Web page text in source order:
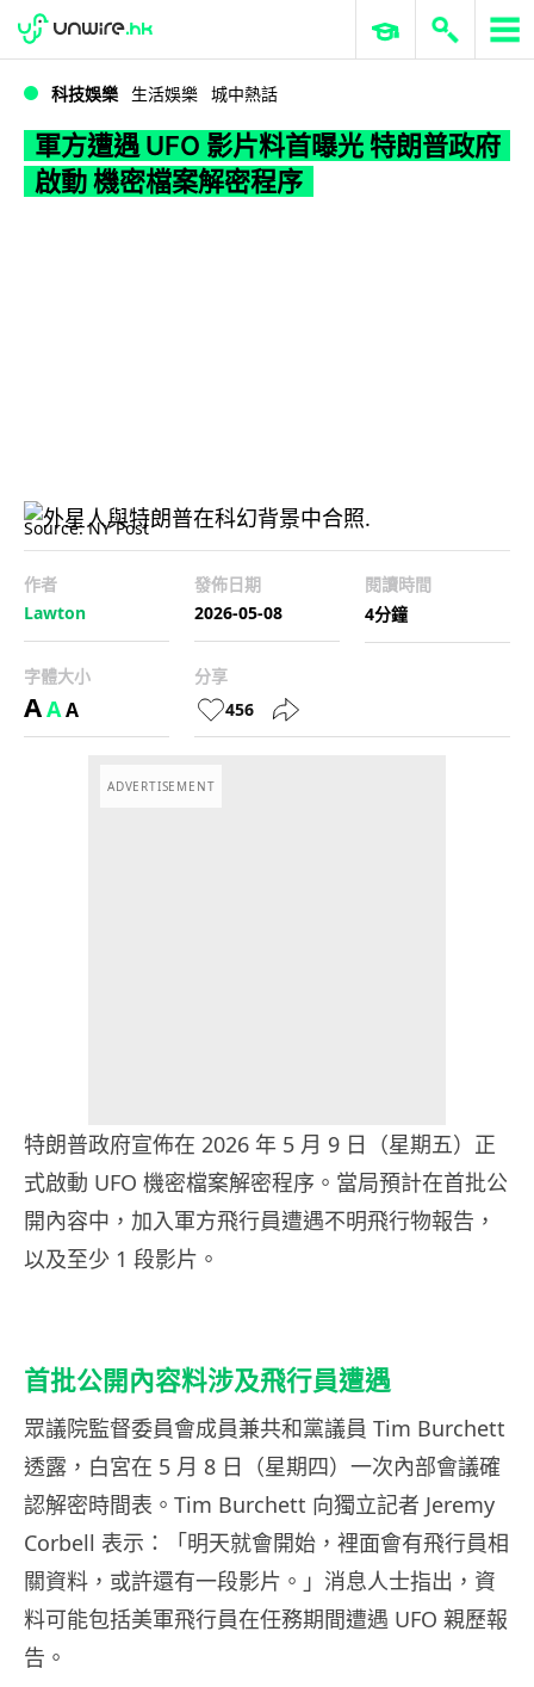
WWDC 2026 ERP 與商業 AI
科技娛樂 生活娛樂 城中熱話
軍方遭遇 UFO 影片料首曝光 特朗普政府
啟動 機密檔案解密程序
Source: NY Post
作者
Lawton
發佈日期
2026-05-08
閱讀時間
4分鐘
字體大小
AAA
分享
456
ADVERTISEMENT
特朗普政府宣佈在 2026 年 5 月 9 日（星期五）正
式啟動 UFO 機密檔案解密程序。當局預計在首批公
開內容中，加入軍方飛行員遭遇不明飛行物報告，
以及至少 1 段影片。
首批公開內容料涉及飛行員遭遇
眾議院監督委員會成員兼共和黨議員 Tim Burchett
透露，白宮在 5 月 8 日（星期四）一次內部會議確
認解密時間表。Tim Burchett 向獨立記者 Jeremy
Corbell 表示：「明天就會開始，裡面會有飛行員相
關資料，或許還有一段影片。」消息人士指出，資
料可能包括美軍飛行員在任務期間遭遇 UFO 親歷報
告。